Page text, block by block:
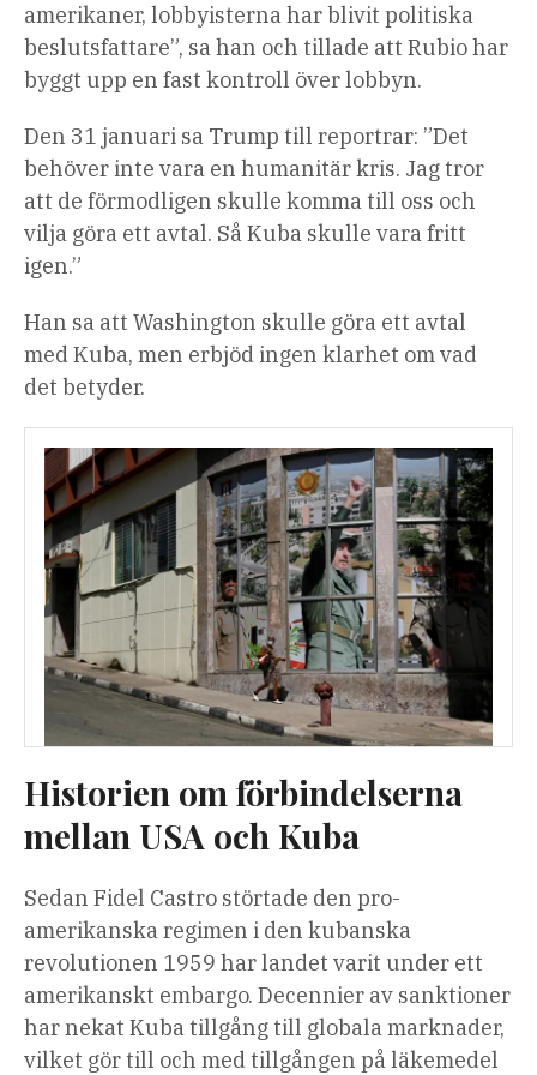
amerikaner, lobbyisterna har blivit politiska
beslutsfattare”, sa han och tillade att Rubio har
byggt upp en fast kontroll över lobbyn.
Den 31 januari sa Trump till reportrar: ”Det
behöver inte vara en humanitär kris. Jag tror
att de förmodligen skulle komma till oss och
vilja göra ett avtal. Så Kuba skulle vara fritt
igen.”
Han sa att Washington skulle göra ett avtal
med Kuba, men erbjöd ingen klarhet om vad
det betyder.
Historien om förbindelserna
mellan USA och Kuba
Sedan Fidel Castro störtade den pro-
amerikanska regimen i den kubanska
revolutionen 1959 har landet varit under ett
amerikanskt embargo. Decennier av sanktioner
har nekat Kuba tillgång till globala marknader,
vilket gör till och med tillgången på läkemedel